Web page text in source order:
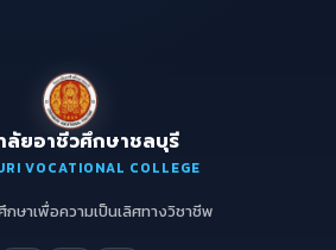
ลัยอาชีวศึกษาชลบุรี
VOCATIONAL COLLEGE
ษาเพื่อความเป็นเลิศทางวิชาชีพ